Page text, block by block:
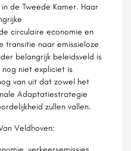
de Tweede Kamer. Haar
circulaire economie en
transitie naar emissieloze
belangrijk beleidsveld is
niet expliciet is
van uit dat zowel het
Adaptatiestrategie
zullen vallen.
Veldhoven: